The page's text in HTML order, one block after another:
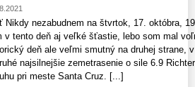
Nikdy nezabudnem na štvrtok, 17. októbra,
v tento deň aj veľké šťastie, lebo som mal
deň ale veľmi smutný na druhej strane,
najsilnejšie zemetrasenie o sile 6.9
pri meste Santa Cruz. [...]